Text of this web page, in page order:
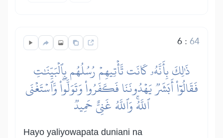
6:64
ذَٰلِكَ بِأَنَّهُۥ كَانَت تَّأۡتِيهِمۡ رُسُلُهُم بِٱلۡبَيِّنَٰتِ
فَقَالُوٓاْ أَبَشَرٞ يَهۡدُونَنَا فَكَفَرُواْ وَتَوَلَّواْۖ وَّٱسۡتَغۡنَى
ٱللَّهُۚ وَٱللَّهُ غَنِيٌّ حَمِيدٞ
Hayo yaliyowapata duniani na